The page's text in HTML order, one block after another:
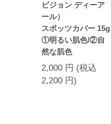
ビジョン ディーア
ール）
スポッツカバー 15g
①明るい肌色/②自
然な肌色
2,000 円 (税込
2,200 円)